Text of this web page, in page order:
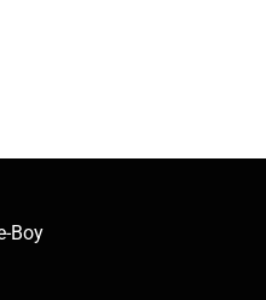
Boy